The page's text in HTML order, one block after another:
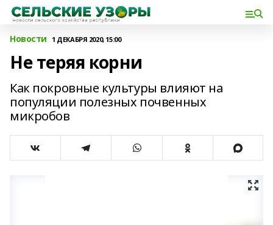
Новости 1 ДЕКАБРЯ 2020, 15:00
Не теряя корни
Как покровные культуры влияют на
популяции полезных почвенных
микробов